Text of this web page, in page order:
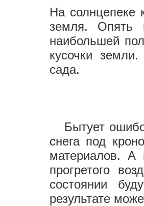
На солнцепеке
земля. Опять
наибольшей
кусочки
сада.
Бытует
снега под
материалов. А
прогретого
состоянии
результате